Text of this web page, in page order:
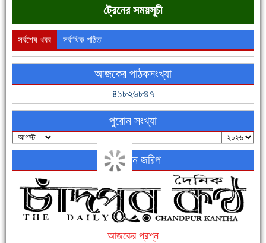
ফরিদগঞ্জের ভূমিহীন ২০ পরিবার আজ নিজের পাকা ঘরে উঠছে
নতুনবাজার ফাঁড়ি পুলিশের অভিযানে ৪০ পিচ ইয়াবাসহ ১ জন গ্রেফতার
ট্রেনের সময়সূচী
সর্বশেষ খবর সর্বাধিক পঠিত
আজকের পাঠকসংখ্যা
৪১৮২৬৮৪৭
পুরোন সংখ্যা
অনলাইন জরিপ
আজকের প্রশ্ন